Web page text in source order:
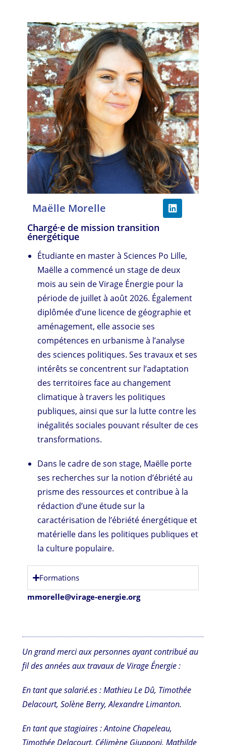
Maëlle Morelle
Chargé·e de mission transition
énergétique
Étudiante en master à Sciences Po Lille,
Maëlle a commencé un stage de deux
mois au sein de Virage Énergie pour la
période de juillet à août 2026. Également
diplômée d’une licence de géographie et
aménagement, elle associe ses
compétences en urbanisme à l’analyse
des sciences politiques. Ses travaux et ses
intérêts se concentrent sur l’adaptation
des territoires face au changement
climatique à travers les politiques
publiques, ainsi que sur la lutte contre les
inégalités sociales pouvant résulter de ces
transformations.
Dans le cadre de son stage, Maëlle porte
ses recherches sur la notion d’ébriété au
prisme des ressources et contribue à la
rédaction d’une étude sur la
caractérisation de l’ébriété énergétique et
matérielle dans les politiques publiques et
la culture populaire.
Formations
mmorelle@virage-energie.org
Un grand merci aux personnes ayant contribué au
fil des années aux travaux de Virage Énergie :
En tant que salarié.es : Mathieu Le Dû, Timothée
Delacourt, Solène Berry, Alexandre Limanton.
En tant que stagiaires : Antoine Chapeleau,
Timothée Delacourt, Célimène Giupponi, Mathilde